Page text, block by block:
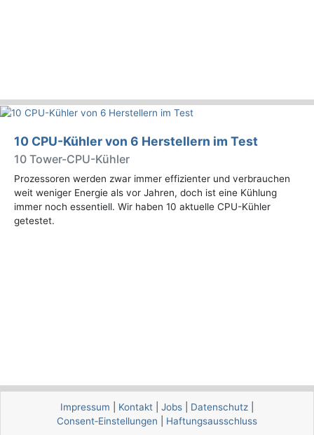
10 CPU-Kühler von 6 Herstellern im Test
10 Tower-CPU-Kühler
Prozessoren werden zwar immer effizienter und verbrauchen
weit weniger Energie als vor Jahren, doch ist eine Kühlung
immer noch essentiell. Wir haben 10 aktuelle CPU-Kühler
getestet.
Impressum Kontakt Jobs Datenschutz
Consent‑Einstellungen
Haftungsausschluss